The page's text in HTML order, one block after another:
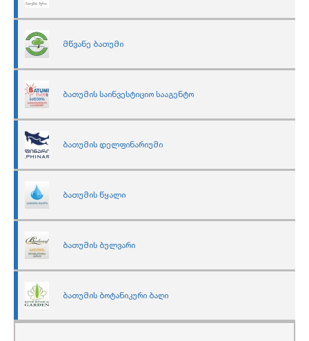
მწვანე ბათუმი
ბათუმის საინვესტიციო სააგენტო
ბათუმის დელფინარიუმი
ბათუმის წყალი
ბათუმის ბულვარი
ბათუმის ბოტანიკური ბაღი